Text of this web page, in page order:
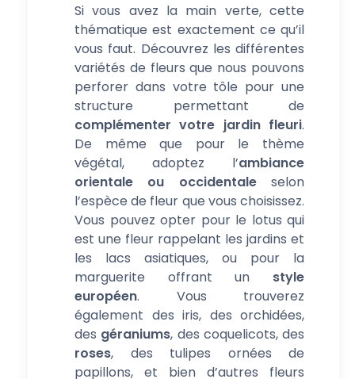
Si vous avez la main verte, cette
thématique est exactement ce qu’il
vous faut. Découvrez les différentes
variétés de fleurs que nous pouvons
perforer dans votre tôle pour une
structure permettant de
complémenter votre jardin fleuri.
De même que pour le thème
végétal, adoptez l’ambiance
orientale ou occidentaleselon
l’espèce de fleur que vous choisissez.
Vous pouvez opter pour le lotus qui
est une fleur rappelant les jardins et
les lacs asiatiques, ou pour la
marguerite offrant un style
européen. Vous trouverez
également des iris, des orchidées,
des géraniums, des coquelicots, des
roses, des tulipes ornées de
papillons, et bien d’autres fleurs